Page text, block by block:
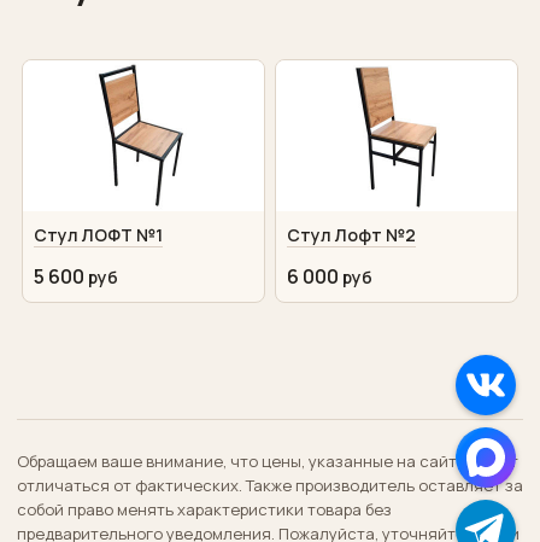
Контакты
Стул ЛОФТ №1
5 600
Стул Лофт №2
6 000
Обращаем ваше внимание, что цены, указанные на сайте, могут
отличаться от фактических. Также производитель оставляет за
собой право менять характеристики товара без
предварительного уведомления. Пожалуйста, уточняйте цену и